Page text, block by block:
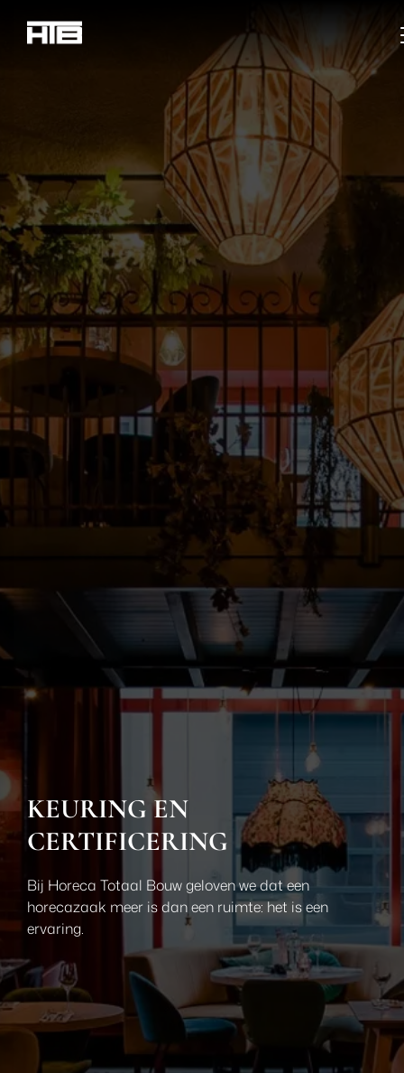
KEURING EN
CERTIFICERING
Bij Horeca Totaal Bouw geloven we dat een
horecazaak meer is dan een ruimte: het is een
ervaring.